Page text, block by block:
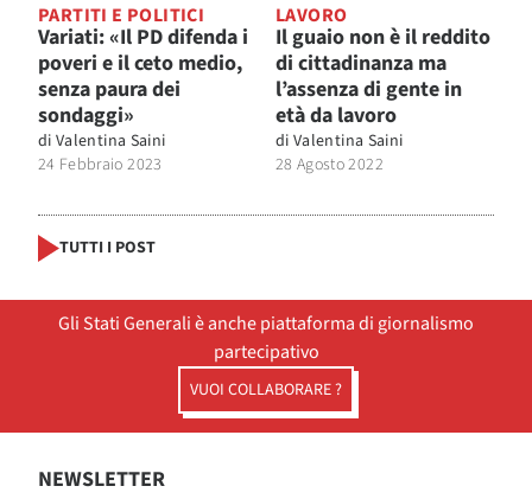
PARTITI E POLITICI
Variati: «Il PD difenda i
poveri e il ceto medio,
senza paura dei
sondaggi»
di Valentina Saini
24 Febbraio 2023
LAVORO
Il guaio non è il reddito
di cittadinanza ma
l’assenza di gente in
età da lavoro
di Valentina Saini
28 Agosto 2022
TUTTI I POST
Gli Stati Generali è anche piattaforma di giornalismo
partecipativo
VUOI COLLABORARE ?
NEWSLETTER